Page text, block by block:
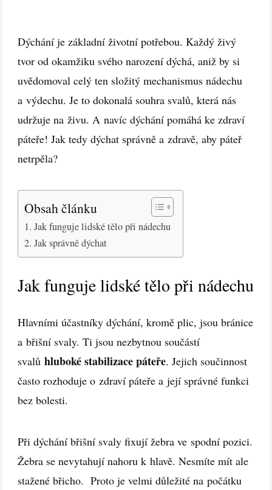
Dýchání je základní životní potřebou. Každý živý
tvor od okamžiku svého narození dýchá, aniž by si
uvědomoval celý ten složitý mechanismus nádechu
a výdechu. Je to dokonalá souhra svalů, která nás
udržuje na živu. A navíc dýchání pomáhá ke zdraví
páteře! Jak tedy dýchat správně a zdravě, aby páteř
netrpěla?
Obsah článku
Jak funguje lidské tělo při nádechu
Jak správně dýchat
Jak funguje lidské tělo při nádechu
Hlavními účastníky dýchání, kromě plic, jsou bránice
a břišní svaly. Ti jsou nezbytnou součástí
svalůhluboké stabilizace páteře. Jejich součinnost
často rozhoduje o zdraví páteře a její správné funkci
bez bolesti.
Při dýchání břišní svaly fixují žebra ve spodní pozici.
Žebra se nevytahují nahoru k hlavě. Nesmíte mít ale
stažené břicho. Proto je velmi důležité na počátku